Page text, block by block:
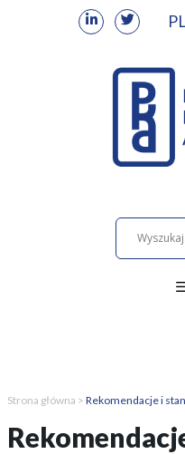
PL
Strona główna > Rekomendacje i